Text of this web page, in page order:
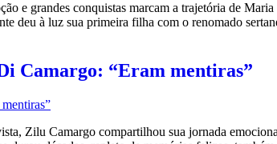
e grandes conquistas marcam a trajetória de
deu à luz sua primeira filha com o renomado
Camargo: “Eram mentiras”
Zilu Camargo compartilhou sua jornada